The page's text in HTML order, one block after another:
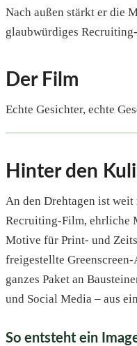
Nach außen stärkt er die
glaubwürdiges
Der Film
Echte Gesichter, echte
Hinter den
An den Drehtagen ist
Recruiting-Film, ehrliche
Motive für Print- und
freigestellte
ganzes Paket an
und Social Media – aus
So entsteht ein